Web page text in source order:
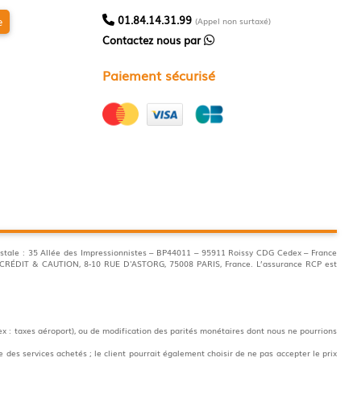
01.84.14.31.99 (Appel non surtaxé)
Contactez nous par
Paiement sécurisé
: 35 Allée des Impressionnistes – BP44011 – 95911 Roissy CDG Cedex – France
& CAUTION, 8-10 RUE D'ASTORG, 75008 PARIS, France. L’assurance RCP est
: taxes aéroport), ou de modification des parités monétaires dont nous ne pourrions
services achetés ; le client pourrait également choisir de ne pas accepter le prix